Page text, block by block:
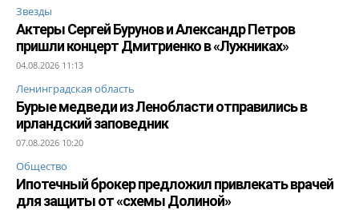
Звезды
Актеры Сергей Бурунов и Александр Петров
пришли концерт Дмитриенко в «Лужниках»
04.08.2026 11:13
Ленинградская область
Бурые медведи из Ленобласти отправились в
ирландский заповедник
07.08.2026 10:20
Общество
Ипотечный брокер предложил привлекать врачей
для защиты от «схемы Долиной»